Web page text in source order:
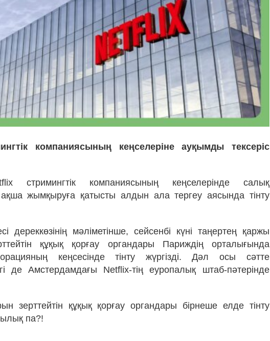
компаниясының кеңселеріне ауқымды тексеріс
стримингтік компаниясының кеңселерінде салық
жымқыруға қатысты алдын ала тергеу аясында тінту
дереккөзінің мәліметінше, сейсенбі күні таңертең қаржы
құқық қорғау органдары Париждің орталығында
кеңсесінде тінту жүргізді. Дәл осы сәтте
де Амстердамдағы Netflix-тің еуропалық штаб-пәтерінде
зерттейтін құқық қорғау органдары бірнеше елде тінту
па?!